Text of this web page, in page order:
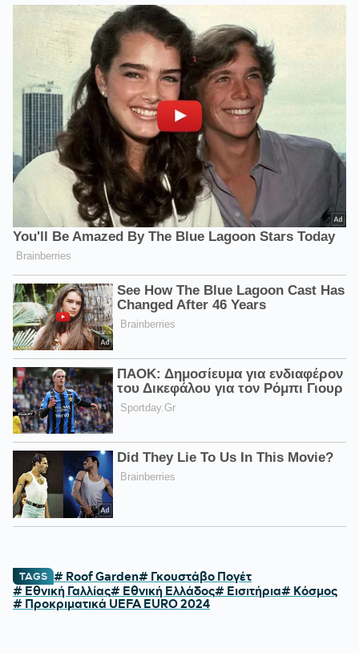
TAGS # Roof Garden# Γκουστάβο Πογέτ
# Εθνική Γαλλίας# Εθνική Ελλάδος# Εισιτήρια# Κόσμος
# Προκριματικά UEFA EURO 2024